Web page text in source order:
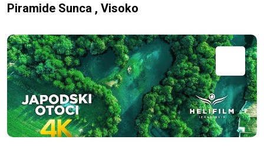
Piramide Sunca , Visoko